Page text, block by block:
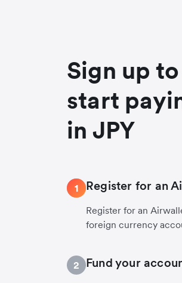
Sign up
start
in JPY
1 Register for an
Register for an
foreign currency
2 Fund your